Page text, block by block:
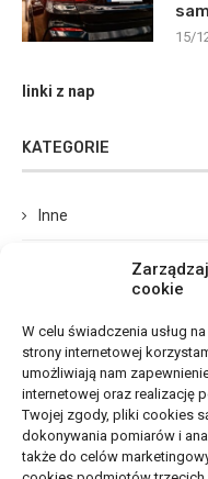
cookie
W celu świadczenia usług
strony internetowej
umożliwiają nam
internetowej oraz realizację
Twojej zgody, pliki cookies
dokonywania pomiarów i
także do celów
15/
linki z nap
KATEGORIE
Inne
Biznes, Finanse
Budownictwo, Przemysł
Edukacja, Rozrywka
Zdrowie, Medycyna